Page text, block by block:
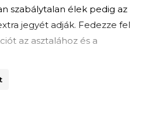
szabálytalan élek pedig az
jegyét adják. Fedezze fel
az asztalához és a
tervezésű, egyedi